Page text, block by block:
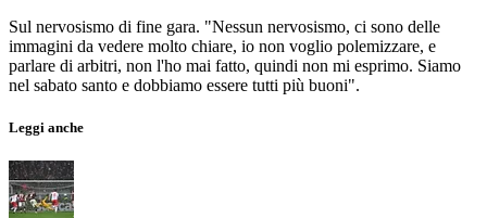
Sul nervosismo di fine gara. "Nessun nervosismo, ci sono delle
immagini da vedere molto chiare, io non voglio polemizzare, e
parlare di arbitri, non l'ho mai fatto, quindi non mi esprimo. Siamo
nel sabato santo e dobbiamo essere tutti più buoni".
Leggi anche